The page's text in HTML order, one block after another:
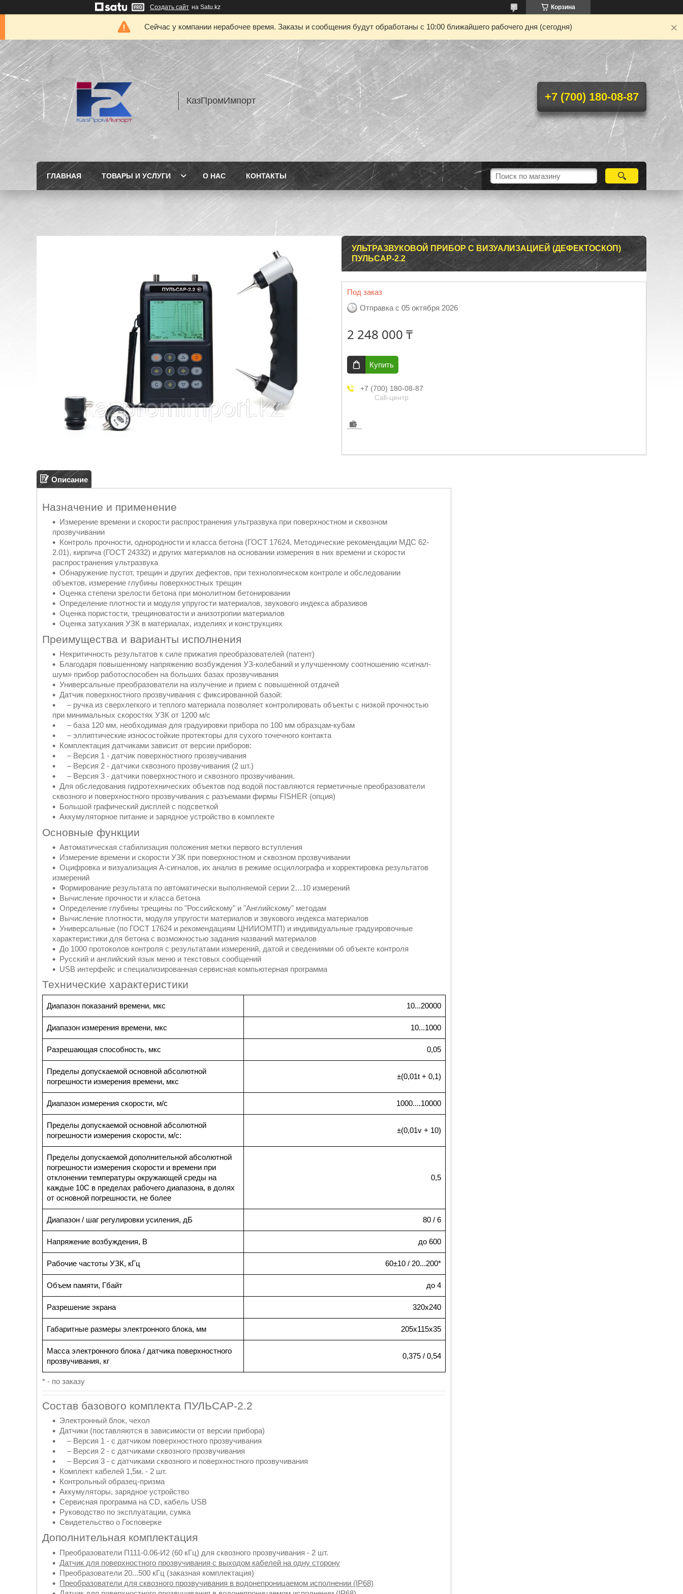
Создать сайт на Satu.kz Корзина
Сейчас у компании нерабочее время. Заказы и сообщения будут обработаны с 10:00 ближайшего рабочего дня (сегодня)
КазПромИмпорт +7 (700) 180-08-87
ГЛАВНАЯ ТОВАРЫ И УСЛУГИ О НАС КОНТАКТЫ
УЛЬТРАЗВУКОВОЙ ПРИБОР С ВИЗУАЛИЗАЦИЕЙ (ДЕФЕКТОСКОП)
ПУЛЬСАР-2.2
Под заказ
Отправка с 05 октября 2026
2 248 000 ₸
Купить
+7 (700) 180-08-87
Call-центр
Описание
Назначение и применение
Измерение времени и скорости распространения ультразвука при поверхностном и сквозном
прозвучивании
Контроль прочности, однородности и класса бетона (ГОСТ 17624, Методические рекомендации МДС 62-
2.01), кирпича (ГОСТ 24332) и других материалов на основании измерения в них времени и скорости
распространения ультразвука
Обнаружение пустот, трещин и других дефектов, при технологическом контроле и обследовании
объектов, измерение глубины поверхностных трещин
Оценка степени зрелости бетона при монолитном бетонировании
Определение плотности и модуля упругости материалов, звукового индекса абразивов
Оценка пористости, трещиноватости и анизотропии материалов
Оценка затухания УЗК в материалах, изделиях и конструкциях
Преимущества и варианты исполнения
Некритичность результатов к силе прижатия преобразователей (патент)
Благодаря повышенному напряжению возбуждения УЗ-колебаний и улучшенному соотношению «сигнал-
шум» прибор работоспособен на больших базах прозвучивания
Универсальные преобразователи на излучение и прием с повышенной отдачей
Датчик поверхностного прозвучивания с фиксированной базой:
– ручка из сверхлегкого и теплого материала позволяет контролировать объекты с низкой прочностью
при минимальных скоростях УЗК от 1200 м/с
– база 120 мм, необходимая для градуировки прибора по 100 мм образцам-кубам
– эллиптические износостойкие протекторы для сухого точечного контакта
Комплектация датчиками зависит от версии приборов:
– Версия 1 - датчик поверхностного прозвучивания
– Версия 2 - датчики сквозного прозвучивания (2 шт.)
– Версия 3 - датчики поверхностного и сквозного прозвучивания.
Для обследования гидротехнических объектов под водой поставляются герметичные преобразователи
сквозного и поверхностного прозвучивания с разъемами фирмы FISHER (опция)
Большой графический дисплей с подсветкой
Аккумуляторное питание и зарядное устройство в комплекте
Основные функции
Автоматическая стабилизация положения метки первого вступления
Измерение времени и скорости УЗК при поверхностном и сквозном прозвучивании
Оцифровка и визуализация А-сигналов, их анализ в режиме осциллографа и корректировка результатов
измерений
Формирование результата по автоматически выполняемой серии 2…10 измерений
Вычисление прочности и класса бетона
Определение глубины трещины по "Российскому" и "Английскому" методам
Вычисление плотности, модуля упругости материалов и звукового индекса материалов
Универсальные (по ГОСТ 17624 и рекомендациям ЦНИИОМТП) и индивидуальные градуировочные
характеристики для бетона с возможностью задания названий материалов
До 1000 протоколов контроля с результатами измерений, датой и сведениями об объекте контроля
Русский и английский язык меню и текстовых сообщений
USB интерфейс и специализированная сервисная компьютерная программа
Технические характеристики
Диапазон показаний времени, мкс 10...20000
Диапазон измерения времени, мкс 10...1000
Разрешающая способность, мкс 0,05
Пределы допускаемой основной абсолютной
погрешности измерения времени, мкс
±(0,01t + 0,1)
Диапазон измерения скорости, м/с 1000....10000
Пределы допускаемой основной абсолютной
погрешности измерения скорости, м/с:
±(0,01v + 10)
Пределы допускаемой дополнительной абсолютной
погрешности измерения скорости и времени при
отклонении температуры окружающей среды на
каждые 10С в пределах рабочего диапазона, в долях
от основной погрешности, не более
0,5
Диапазон / шаг регулировки усиления, дБ 80 / 6
Напряжение возбуждения, В до 600
Рабочие частоты УЗК, кГц 60±10 / 20...200*
Объем памяти, Гбайт до 4
Разрешение экрана 320х240
Габаритные размеры электронного блока, мм 205х115х35
Масса электронного блока / датчика поверхностного
прозвучивания, кг
0,375 / 0,54
* - по заказу
Состав базового комплекта ПУЛЬСАР-2.2
Электронный блок, чехол
Датчики (поставляются в зависимости от версии прибора)
– Версия 1 - с датчиком поверхностного прозвучивания
– Версия 2 - с датчиками сквозного прозвучивания
– Версия 3 - с датчиками сквозного и поверхностного прозвучивания
Комплект кабелей 1,5м. - 2 шт.
Контрольный образец-призма
Аккумуляторы, зарядное устройство
Сервисная программа на CD, кабель USB
Руководство по эксплуатации, сумка
Свидетельство о Госповерке
Дополнительная комплектация
Преобразователи П111-0.06-И2 (60 кГц) для сквозного прозвучивания - 2 шт.
Датчик для поверхностного прозвучивания с выходом кабелей на одну сторону
Преобразователи 20...500 кГц (заказная комплектация)
Преобразователи для сквозного прозвучивания в водонепроницаемом исполнении (IP68)